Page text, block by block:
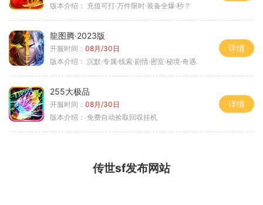
版本介绍： 充值可打·万件限时·装备全爆·秒？
龍图腾·2023版
开服时间： 08月/30日
版本介绍： 沉默·专属·线索·剧情·密室·秘境·奇遇.
详情
255大极品
开服时间： 08月/30日
版本介绍： 免费自动捡取回収挂机
详情
传世sf发布网站